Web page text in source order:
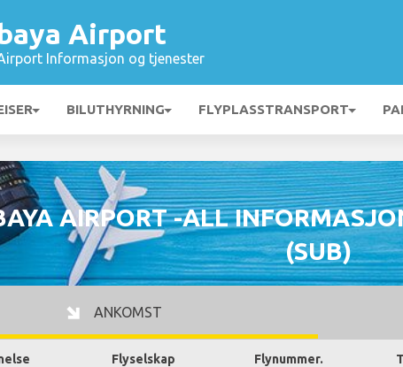
Airport
Informasjon og tjenester
BILUTHYRNING FLYPLASSTRANSPORT
AIRPORT -ALL
(SUB)
ANKOMST
Flyselskap Flynummer.